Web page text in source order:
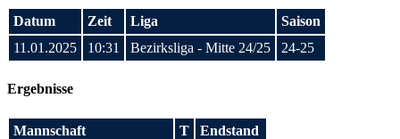
Datum Zeit Liga
Saison
11.01.2025
10:31 Bezirksliga - Mitte 24/25 24-25
Ergebnisse
Mannschaft T
Endstand